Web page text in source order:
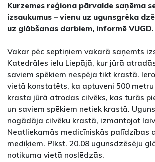
Kurzemes reģiona pārvalde saņēma
izsaukumus – vienu uz ugunsgrēka
uz glābšanas darbiem, informē VUGD.
Vakar pēc septiņiem vakarā saņemts
Katedrāles ielu Liepājā, kur jūrā
saviem spēkiem nespēja tikt krastā.
vietā konstatēts, ka aptuveni 500
krasta jūrā atrodas cilvēks, kas turās
un saviem spēkiem netiek krastā.
nogādāja cilvēku krastā, izmantojot
Neatliekamās medicīniskās palīdzības
mediķiem. Plkst. 20.08 ugunsdzēsēju
notikuma vietā noslēdzās.